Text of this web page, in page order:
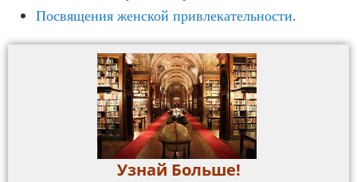
Посвящения женской привлекательности.
Узнай Больше!